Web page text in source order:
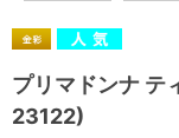
プリマドンナ
23122)